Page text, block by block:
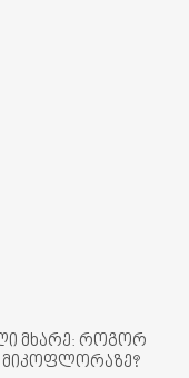
მხარე: როგორ
მიკოფლორაზე?